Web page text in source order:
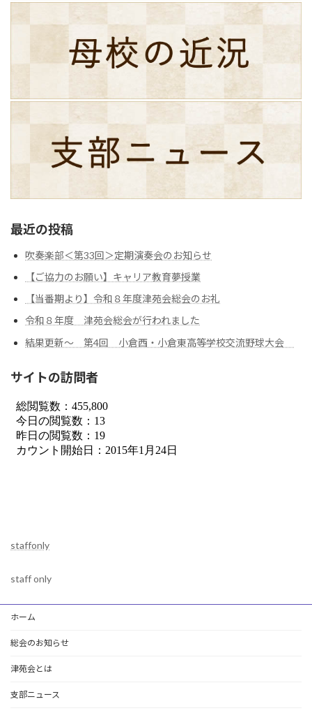
最近の投稿
吹奏楽部＜第33回＞定期演奏会のお知らせ
【ご協力のお願い】キャリア教育夢授業
【当番期より】令和８年度津苑会総会のお礼
令和８年度 津苑会総会が行われました
結果更新～ 第4回 小倉西・小倉東高等学校交流野球大会
サイトの訪問者
staffonly
staff only
ホーム
総会のお知らせ
津苑会とは
支部ニュース